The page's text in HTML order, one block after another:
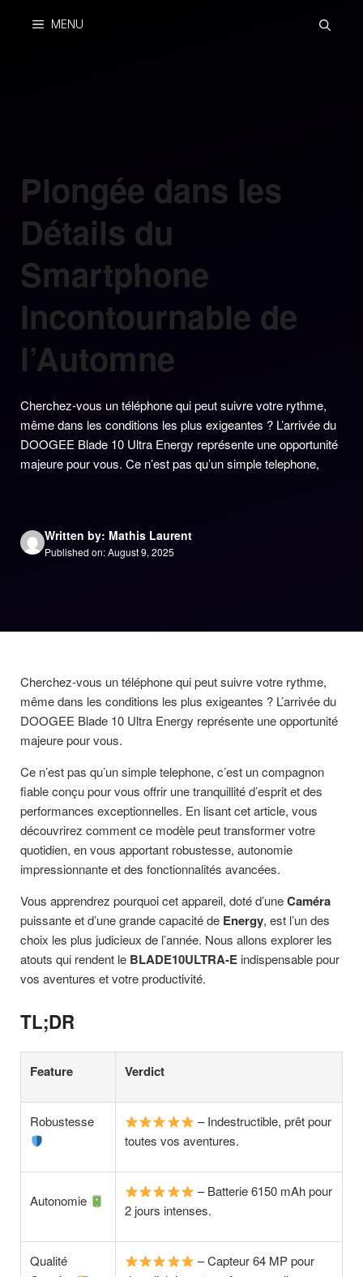
MENU
Plongée dans les
Détails du
Smartphone
Incontournable de
l’Automne
Cherchez-vous un téléphone qui peut suivre votre rythme,
même dans les conditions les plus exigeantes ? L’arrivée du
DOOGEE Blade 10 Ultra Energy représente une opportunité
majeure pour vous. Ce n’est pas qu’un simple telephone,
Written by: Mathis Laurent
Published on: August 9, 2025
Cherchez-vous un téléphone qui peut suivre votre rythme,
même dans les conditions les plus exigeantes ? L’arrivée du
DOOGEE Blade 10 Ultra Energy représente une opportunité
majeure pour vous.
Ce n’est pas qu’un simple telephone, c’est un compagnon
fiable conçu pour vous offrir une tranquillité d’esprit et des
performances exceptionnelles. En lisant cet article, vous
découvrirez comment ce modèle peut transformer votre
quotidien, en vous apportant robustesse, autonomie
impressionnante et des fonctionnalités avancées.
Vous apprendrez pourquoi cet appareil, doté d’uneCaméra
puissante et d’une grande capacité de Energy, est l’un des
choix les plus judicieux de l’année. Nous allons explorer les
atouts qui rendent le BLADE10ULTRA-E indispensable pour
vos aventures et votre productivité.
TL;DR
Feature Verdict
Robustesse
– Indestructible, prêt pour
toutes vos aventures.
Autonomie
– Batterie 6150 mAh pour
2 jours intenses.
Qualité
– Capteur 64 MP pour